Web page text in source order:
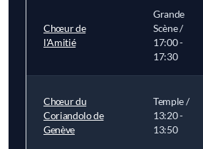
Chœur de
l'Amitié
Grande
Scène /
17:00 -
17:30
Chœur du
Coriandolo de
Genève
Temple /
13:20 -
13:50